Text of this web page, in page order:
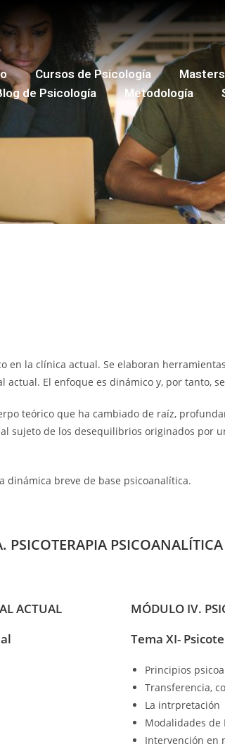
Cursos de Psicología
de Psicología
Metodología
en la clínica actual. Se elaboran
El enfoque es dinámico y, por tanto,
teórico que ha cambiado de raíz,
sujeto de los desequilibrios originados por
dinámica breve de base psicoanalítica.
PSICOTERAPIA
ACTUAL
MÓDULO IV.
Tema XI-
Principios
Transferencia,
La intrpretación
Modalidades de
Intervención en